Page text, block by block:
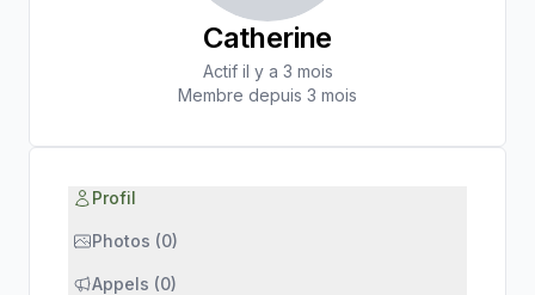
Catherine
Actif il y a 3 mois
Membre depuis 3 mois
Profil
Photos (0)
Appels (0)